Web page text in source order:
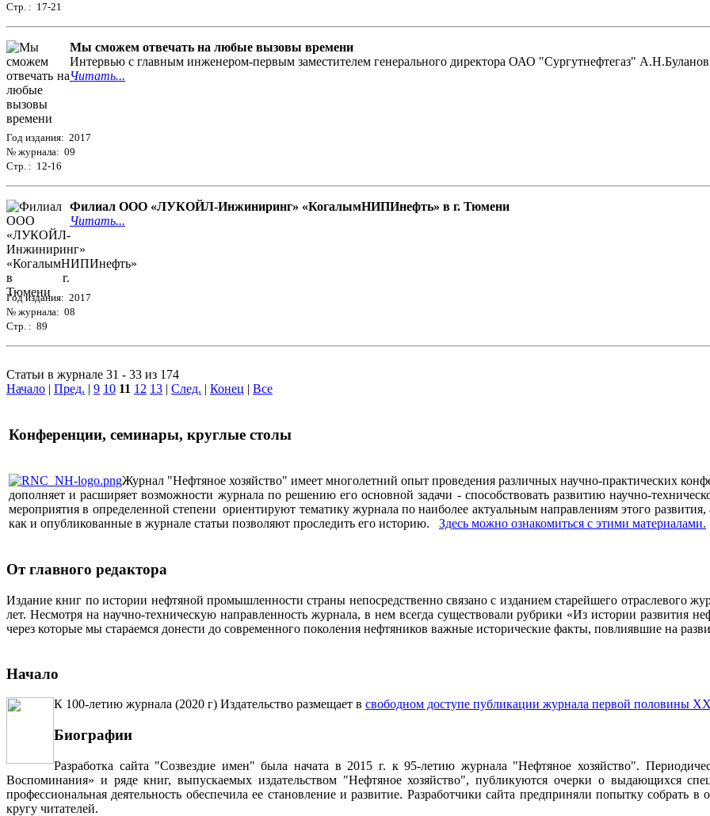
Стр. : 17-21
Мы сможем отвечать на любые вызовы времени
Интервью с главным инженером-первым заместителем генерального директора ОАО "Сургутнефтегаз"
Читать...
Год издания: 2017
№ журнала: 09
Стр. : 12-16
Филиал ООО «ЛУКОЙЛ-Инжиниринг» «КогалымНИПИнефть» в г. Тюмени
Читать...
Год издания: 2017
№ журнала: 08
Стр. : 89
Статьи в журнале 31 - 33 из 174
Начало | Пред. | 9 10 11 12 13 | След. | Конец | Все
Конференции, семинары, круглые столы
Журнал "Нефтяное хозяйство" имеет многолетний опыт проведения различных научно-практических
дополняет и расширяет возможности журнала по решению его основной задачи - способствовать развитию научно-
мероприятия в определенной степени ориентируют тематику журнала по наиболее актуальным направлениям этого
как и опубликованные в журнале статьи позволяют проследить его историю. Здесь можно ознакомиться с этими материалами.
От главного редактора
Издание книг по истории нефтяной промышленности страны непосредственно связано с изданием старейшего отраслевого
лет. Несмотря на научно-техническую направленность журнала, в нем всегда существовали рубрики «Из истории
через которые мы стараемся донести до современного поколения нефтяников важные исторические факты, повлиявшие на
Начало
К 100-летию журнала (2020 г) Издательство размещает в свободном доступе публикации журнала первой половины
Биографии
Разработка сайта "Созвездие имен" была начата в 2015 г. к 95-летию журнала "Нефтяное хозяйство".
Воспоминания» и ряде книг, выпускаемых издательством "Нефтяное хозяйство", публикуются очерки о выдающихся
профессиональная деятельность обеспечила ее становление и развитие. Разработчики сайта предприняли попытку
кругу читателей.